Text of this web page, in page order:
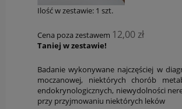
Ilość w zestawie: 1 szt.
Cena poza zestawem 12,00 zł
Taniej w zestawie!
Badanie wykonywane najczęściej w
moczanowej, niektórych chorób
endokrynologicznych, niewydolności
przy przyjmowaniu niektórych leków